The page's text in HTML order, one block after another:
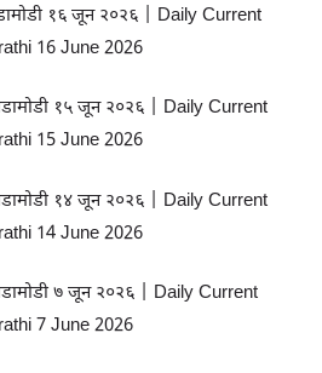
१६ जून २०२६ | Daily Current
16 June 2026
१५ जून २०२६ | Daily Current
15 June 2026
१४ जून २०२६ | Daily Current
14 June 2026
७ जून २०२६ | Daily Current
7 June 2026